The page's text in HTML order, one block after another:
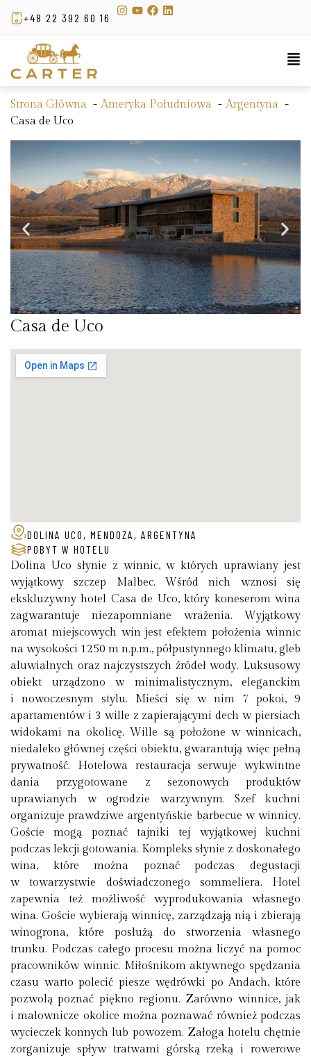
+48 22 392 60 16
Strona Główna Ameryka Południowa
Argentyna
Casa de Uco
Casa de Uco
DOLINA UCO, MENDOZA, ARGENTYNA
POBYT W HOTELU
Dolina Uco słynie z winnic, w których uprawiany jest
wyjątkowy szczep Malbec. Wśród nich wznosi się
ekskluzywny hotel Casa de Uco, który koneserom wina
zagwarantuje niezapomniane wrażenia. Wyjątkowy
aromat miejscowych win jest efektem położenia winnic
na wysokości 1250 m n.p.m., półpustynnego klimatu, gleb
aluwialnych oraz najczystszych źródeł wody. Luksusowy
obiekt urządzono w minimalistycznym, eleganckim
i nowoczesnym stylu. Mieści się w nim 7 pokoi, 9
apartamentów i 3 wille z zapierającymi dech w piersiach
widokami na okolicę. Wille są położone w winnicach,
niedaleko głównej części obiektu, gwarantują więc pełną
prywatność. Hotelowa restauracja serwuje wykwintne
dania przygotowane z sezonowych produktów
uprawianych w ogrodzie warzywnym. Szef kuchni
organizuje prawdziwe argentyńskie barbecue w winnicy.
Goście mogą poznać tajniki tej wyjątkowej kuchni
podczas lekcji gotowania. Kompleks słynie z doskonałego
wina, które można poznać podczas degustacji
w towarzystwie doświadczonego sommeliera. Hotel
zapewnia też możliwość wyprodukowania własnego
wina. Goście wybierają winnicę, zarządzają nią i zbierają
winogrona, które posłużą do stworzenia własnego
trunku. Podczas całego procesu można liczyć na pomoc
pracowników winnic. Miłośnikom aktywnego spędzania
czasu warto polecić piesze wędrówki po Andach, które
pozwolą poznać piękno regionu. Zarówno winnice, jak
i malownicze okolice można poznawać również podczas
wycieczek konnych lub powozem. Załoga hotelu chętnie
zorganizuje spływ tratwami górską rzeką i rowerowe